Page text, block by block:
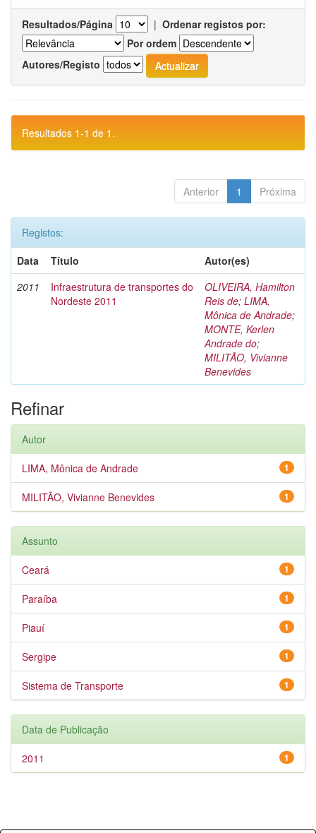
Resultados/Página | Ordenar registos por:
Por ordem
Autores/Registo
Resultados 1-1 de 1.
Anterior 1 Próxima
Registos:
Data
Título
Autor(es)
2011
Infraestrutura de transportes do
Nordeste 2011
OLIVEIRA, Hamilton
Reis de; LIMA,
Mônica de Andrade;
MONTE, Kerlen
Andrade do;
MILITÃO, Vivianne
Benevides
Refinar
Autor
1
LIMA, Mônica de Andrade
1
MILITÃO, Vivianne Benevides
Assunto
1
Ceará
1
Paraíba
1
Piauí
1
Sergipe
1
Sistema de Transporte
Data de Publicação
1
2011